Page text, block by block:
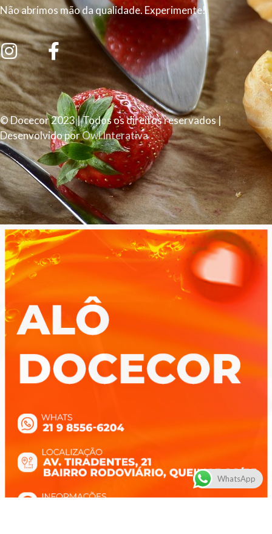
Não abrimos mão da qualidade. Experimente!
© Docecor 2023 | Todos os direitos reservados |
Desenvolvido porOwl Interativa
WhatsApp